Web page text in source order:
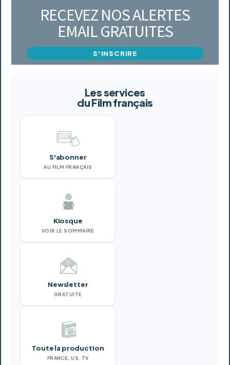
RECEVEZ NOS ALERTES
EMAIL GRATUITES
S'INSCRIRE
Les services
du Film français
S'abonner
AU FILM FRANÇAIS
Kiosque
VOIR LE SOMMAIRE
Newsletter
GRATUITE
Toute la production
FRANCE, US, TV